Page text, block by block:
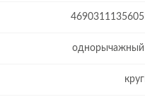
4690311135605
однорычажный
круг